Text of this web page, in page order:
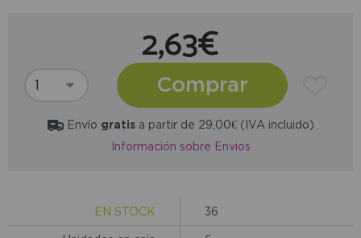
2,63€
Comprar
Envío gratisa partir de 29,00€ (IVA incluido)
Información sobre Envios
EN STOCK 36